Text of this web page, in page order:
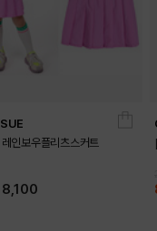
인보우플리츠스커트
8,100